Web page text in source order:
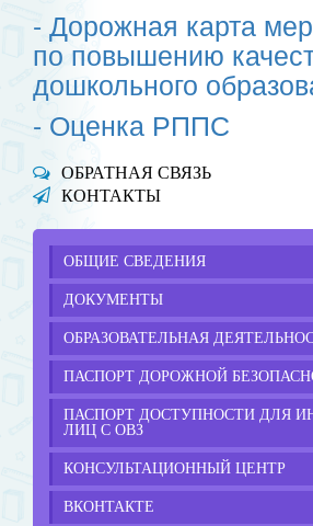
- Дорожная карта
по повышению
дошкольного
- Оценка РППС
ОБРАТНАЯ СВЯЗЬ
КОНТАКТЫ
ОБЩИЕ СВЕДЕНИЯ
ДОКУМЕНТЫ
ОБРАЗОВАТЕЛЬНАЯ
ПАСПОРТ ДОРОЖНОЙ
ПАСПОРТ ДОСТУПНОСТИ ДЛЯ
ЛИЦ С ОВЗ
КОНСУЛЬТАЦИОННЫЙ ЦЕНТР
ВКОНТАКТЕ